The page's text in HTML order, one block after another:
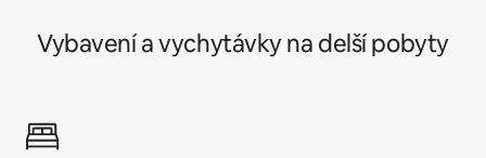
Vybavení a vychytávky na delší pobyty